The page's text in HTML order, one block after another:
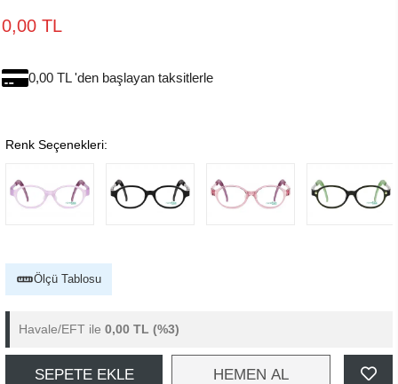
0,00 TL
0,00 TL 'den başlayan taksitlerle
Renk Seçenekleri:
Ölçü Tablosu
Havale/EFT ile 0,00 TL (%3)
SEPETE EKLE HEMEN AL